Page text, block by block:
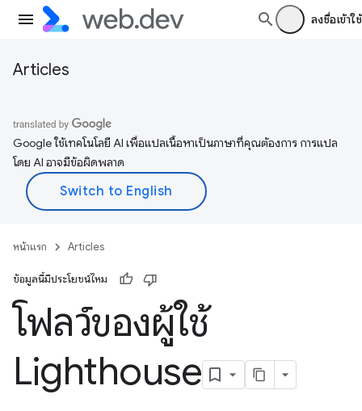
ลงชื่อเข้าใช้
Articles
Google ใช้เทคโนโลยี AI เพื่อแปลเนื้อหาเป็นภาษาที่คุณต้องการ การแปล
โดย AI อาจมีข้อผิดพลาด
หน้าแรก Articles
ข้อมูลนี้มีประโยชน์ไหม
โฟลว์ของผู้ใช้
Lighthouse